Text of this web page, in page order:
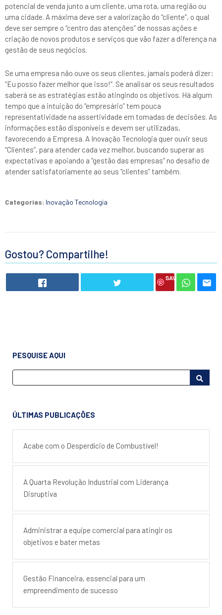
potencial de venda junto a um cliente, uma rota, uma região ou
uma cidade. A máxima deve ser a valorização do “cliente”, o qual
deve ser sempre o “centro das atenções” de nossas ações e
criação de novos produtos e serviços que vão fazer a diferença na
gestão de seus negócios.
Se uma empresa não ouve os seus clientes, jamais poderá dizer:
“Eu posso fazer melhor que isso!”. Se analisar os seus resultados
saberá se as estratégias estão atingindo os objetivos. Há algum
tempo que a intuição do “empresário” tem pouca
representatividade na assertividade em tomadas de decisões. As
informações estão disponíveis e devem ser utilizadas,
favorecendo a Empresa. A Inovação Tecnologia quer ouvir seus
“Clientes”, para atender cada vez melhor, buscando superar as
expectativas e apoiando a “gestão das empresas” no desafio de
atender satisfatoriamente ao seus “clientes” também.
Categorias: Inovação Tecnologia
Gostou? Compartilhe!
SAVE
PESQUISE AQUI
ÚLTIMAS PUBLICAÇÕES
Acabe com o Desperdício de Combustível!
A Quarta Revolução Industrial com Liderança
Disruptiva
Administrar a equipe comercial para atingir os
objetivos e bater metas
Gestão Financeira, essencial para um
empreendimento de sucesso